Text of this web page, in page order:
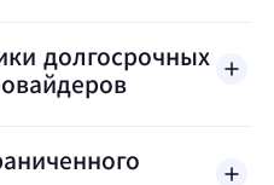
мошенничество,
долгосрочных